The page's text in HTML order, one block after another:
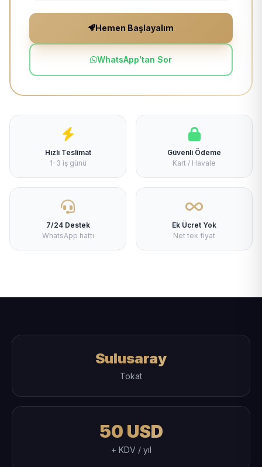
Hemen Başlayalım
WhatsApp'tan Sor
Hızlı Teslimat
1-3 iş günü
Güvenli Ödeme
Kart / Havale
7/24 Destek
WhatsApp hattı
Ek Ücret Yok
Net tek fiyat
Sulusaray
Tokat
50 USD
+ KDV / yıl